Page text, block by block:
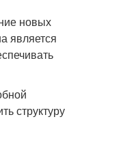
новых
является
структуру